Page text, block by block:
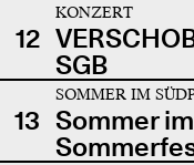
12
KONZERT
SGB
13
SOMMER IM
Sommer